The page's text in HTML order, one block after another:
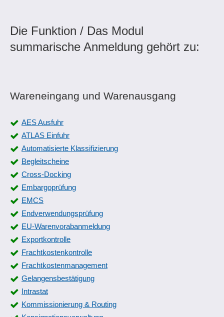
Die Funktion / Das Modul
summarische Anmeldung gehört zu:
Wareneingang und Warenausgang
AES Ausfuhr
ATLAS Einfuhr
Automatisierte Klassifizierung
Begleitscheine
Cross-Docking
Embargoprüfung
EMCS
Endverwendungsprüfung
EU-Warenvorabanmeldung
Exportkontrolle
Frachtkostenkontrolle
Frachtkostenmanagement
Gelangensbestätigung
Intrastat
Kommissionierung & Routing